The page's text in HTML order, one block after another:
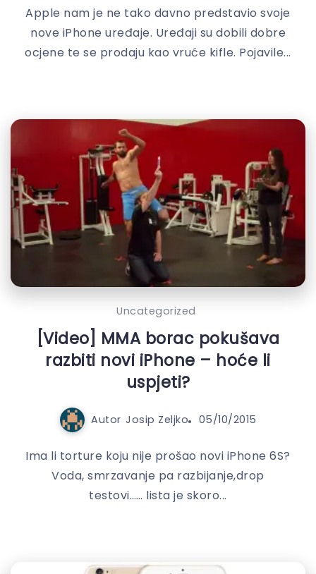
Apple nam je ne tako davno predstavio svoje
nove iPhone uređaje. Uređaji su dobili dobre
ocjene te se prodaju kao vruće kifle. Pojavile...
Uncategorized
[Video] MMA borac pokušava
razbiti novi iPhone – hoće li
uspjeti?
Autor Josip Zeljko 05/10/2015
Ima li torture koju nije prošao novi iPhone 6S?
Voda, smrzavanje pa razbijanje,drop
testovi…… lista je skoro...